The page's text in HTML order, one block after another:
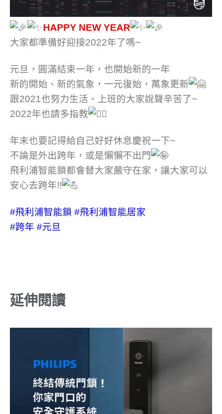
HAPPY NEW YEAR
大家都準備好迎接2022年了嗎~
元旦，圓滿結束一年，也開始新的一年
新的開始、新的氣象，一元復始，萬象更新
跟2021也努力生活、上班的大家說聲辛苦了~
2022年也請多指教
年末也要記得給自己好好休息慶祝一下~
不論是外出跨年，或是懶懶不出門
飛利浦智能鎖都會替大家嚴守在家，讓大家可以
安心去跨年!!
#飛利浦智能鎖 #飛利浦智能居家
#跨年 #元旦
延伸閱讀